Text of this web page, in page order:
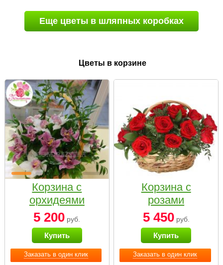
Еще цветы в шляпных коробках
Цветы в корзине
Заказать в один клик
Корзина с
орхидеями
малая
5 200 руб.
Купить
Заказать в один клик
Корзина с
розами
«Красный
Париж»
5 450руб.
Купить